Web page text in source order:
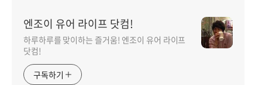
엔조이 유어 라이프 닷컴!
하루하루를 맞이하는 즐거움! 엔조이 유어 라이프
닷컴!
구독하기